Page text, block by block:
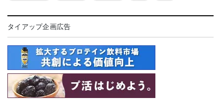
タイアップ企画広告